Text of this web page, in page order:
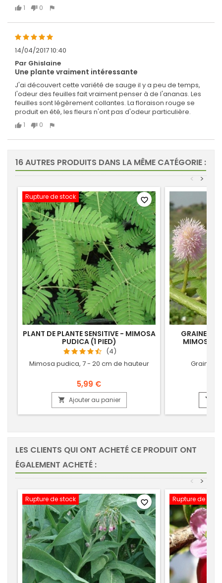
1
0
14/04/2017 10:40
Par Ghislaine
Une plante vraiment intéressante
J'ai découvert cette variété de sauge il y a peu de temps,
l'odeur des feuilles fait vraiment penser à de l'ananas. Les
feuilles sont légèrement collantes. La floraison rouge se
produit en été, les fleurs n'ont pas d'odeur particulière.
1
0
16 AUTRES PRODUITS DANS LA MÊME CATÉGORIE :
>
<
Rupture de stock
PLANT DE PLANTE SENSITIVE - MIMOSA
PUDICA (1 PIED)
(4)
Mimosa pudica, 7 - 20 cm de hauteur
5,99 €
 Ajouter au panier
favorite_border
GRAINES
MIMOSA
Graines

LES CLIENTS QUI ONT ACHETÉ CE PRODUIT ONT
ÉGALEMENT ACHETÉ :
>
<
Rupture de stock favorite_border Rupture de